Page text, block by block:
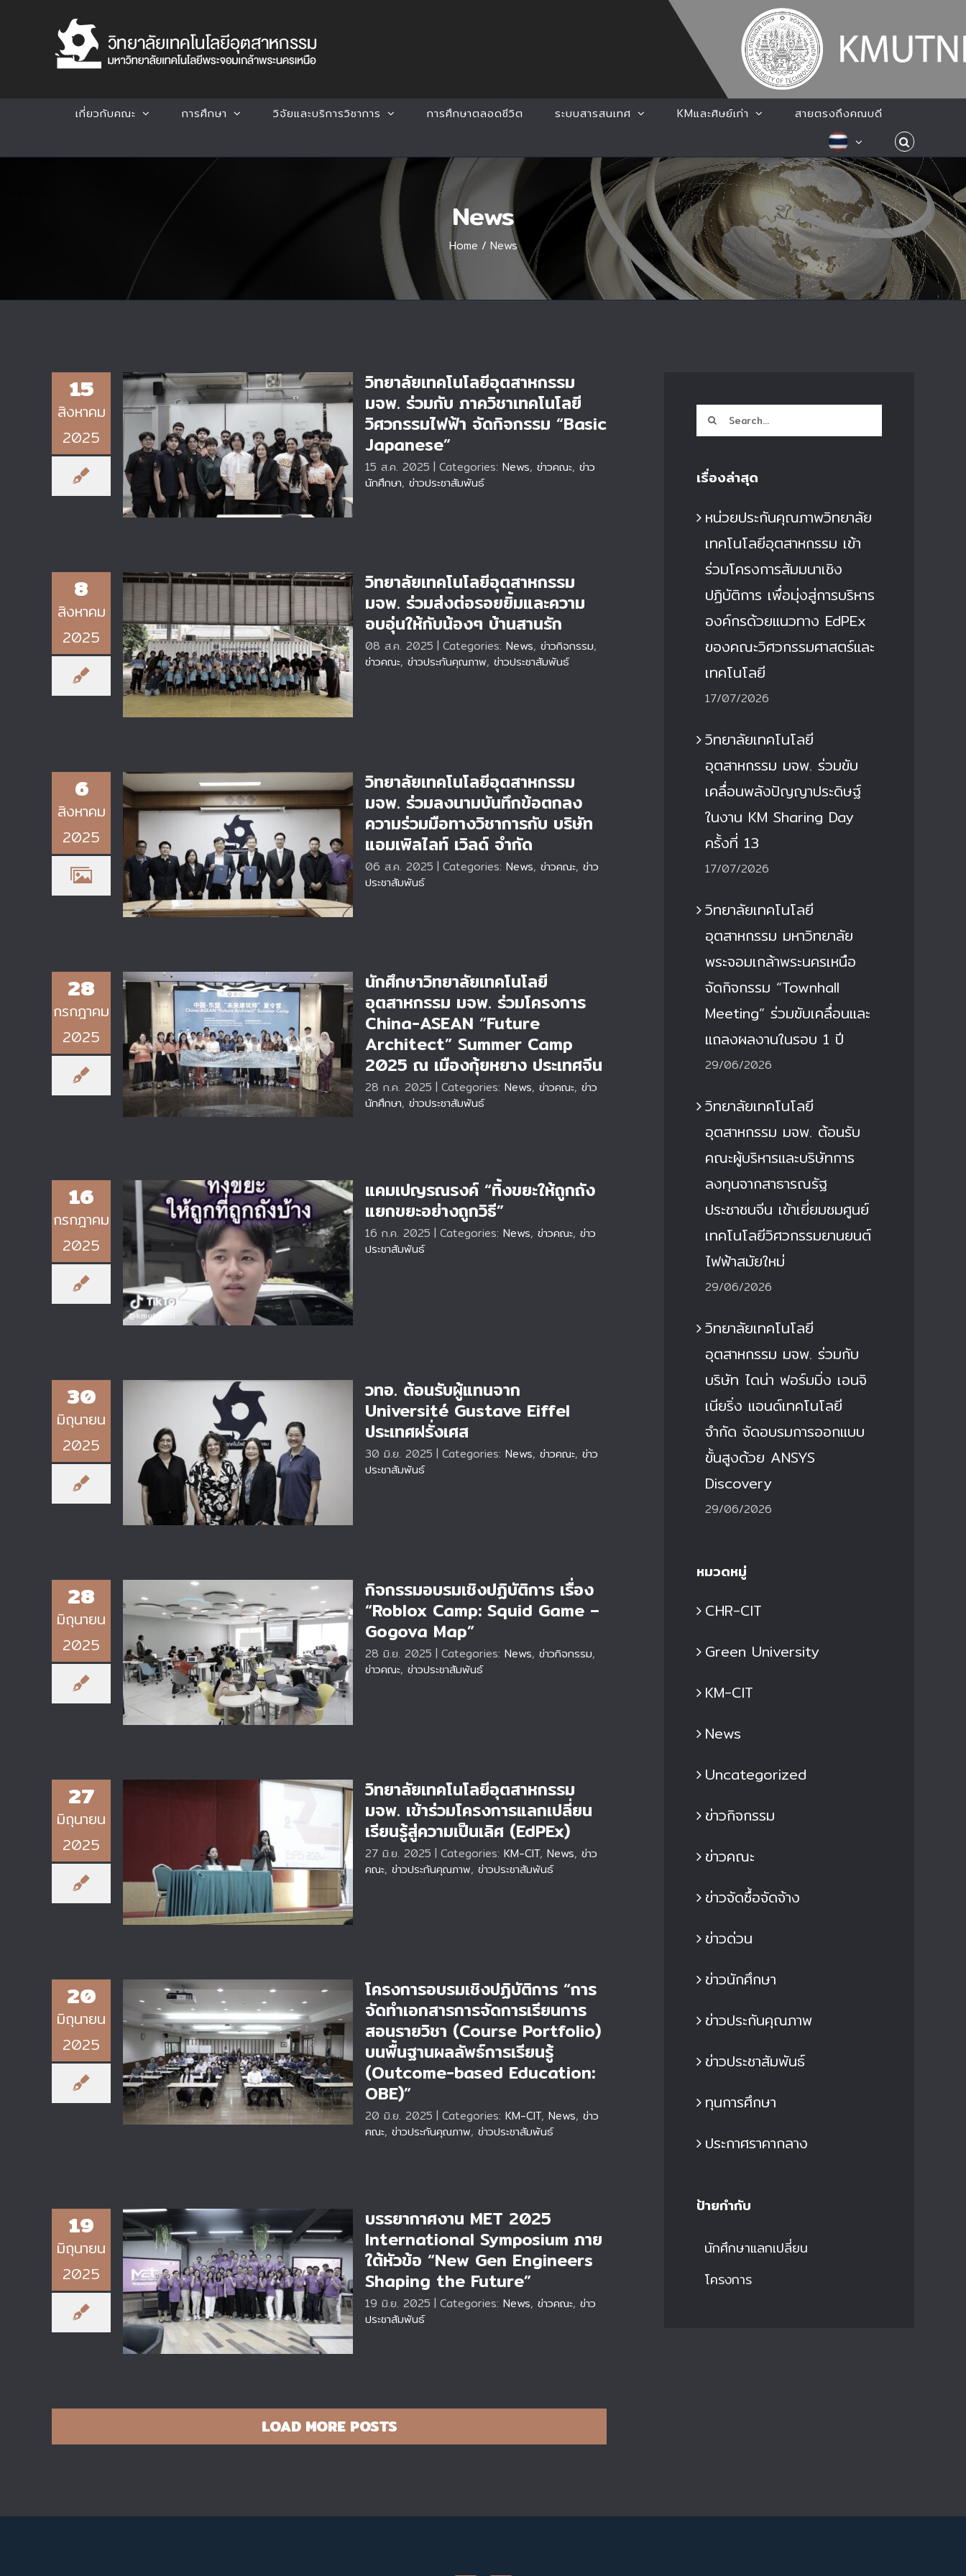
เกี่ยวกับคณะ การศึกษา วิจัยและบริการวิชาการ การศึกษาตลอดชีวิต ระบบสารสนเทศ KMและศิษย์เก่า สายตรงถึงคณบดี
News
Home / News
15
สิงหาคม
2025
วิทยาลัยเทคโนโลยีอุตสาหกรรม มจพ.
ร่วมกับ ภาควิชาเทคโนโลยีวิศวกรรม
ไฟฟ้า จัดกิจกรรม “Basic Japanese”
วิทยาลัยเทคโนโลยีอุตสาหกรรม
มจพ. ร่วมกับ ภาควิชาเทคโนโลยี
วิศวกรรมไฟฟ้า จัดกิจกรรม “Basic
Japanese”
15 ส.ค. 2025 | Categories: News, ข่าวคณะ, ข่าว
นักศึกษา, ข่าวประชาสัมพันธ์
8
สิงหาคม
2025
วิทยาลัยเทคโนโลยีอุตสาหกรรม มจพ.
ร่วมส่งต่อรอยยิ้มและความอบอุ่นให้กับ
น้องๆ บ้านสานรัก
วิทยาลัยเทคโนโลยีอุตสาหกรรม
มจพ. ร่วมส่งต่อรอยยิ้มและความ
อบอุ่นให้กับน้องๆ บ้านสานรัก
08 ส.ค. 2025 | Categories: News, ข่าวกิจกรรม,
ข่าวคณะ, ข่าวประกันคุณภาพ, ข่าวประชาสัมพันธ์
6
สิงหาคม
2025
วิทยาลัยเทคโนโลยีอุตสาหกรรม มจพ.
ร่วมลงนามบันทึกข้อตกลงความร่วมมือ
ทางวิชาการกับ บริษัท แอมเพิลไลท์
เวิลด์ จำกัด
วิทยาลัยเทคโนโลยีอุตสาหกรรม
มจพ. ร่วมลงนามบันทึกข้อตกลง
ความร่วมมือทางวิชาการกับ บริษัท
แอมเพิลไลท์ เวิลด์ จำกัด
06 ส.ค. 2025 | Categories: News, ข่าวคณะ, ข่าว
ประชาสัมพันธ์
28
กรกฎาคม
2025
นักศึกษาวิทยาลัยเทคโนโลยี
อุตสาหกรรม มจพ. ร่วมโครงการ
China-ASEAN “Future Architect”
Summer Camp 2025 ณ เมืองกุ้ย
หยาง ประเทศจีน
นักศึกษาวิทยาลัยเทคโนโลยี
อุตสาหกรรม มจพ. ร่วมโครงการ
China-ASEAN “Future
Architect” Summer Camp
2025 ณ เมืองกุ้ยหยาง ประเทศจีน
28 ก.ค. 2025 | Categories: News, ข่าวคณะ, ข่าว
นักศึกษา, ข่าวประชาสัมพันธ์
16
กรกฎาคม
2025
แคมเปญรณรงค์ “ทิ้งขยะให้ถูกถัง แยก
ขยะอย่างถูกวิธี”
แคมเปญรณรงค์ “ทิ้งขยะให้ถูกถัง
แยกขยะอย่างถูกวิธี”
16 ก.ค. 2025 | Categories: News, ข่าวคณะ, ข่าว
ประชาสัมพันธ์
30
มิถุนายน
2025
วทอ. ต้อนรับผู้แทนจาก Université
Gustave Eiffel ประเทศฝรั่งเศส
วทอ. ต้อนรับผู้แทนจาก
Université Gustave Eiffel
ประเทศฝรั่งเศส
30 มิ.ย. 2025 | Categories: News, ข่าวคณะ, ข่าว
ประชาสัมพันธ์
28
มิถุนายน
2025
กิจกรรมอบรมเชิงปฏิบัติการ เรื่อง
“Roblox Camp: Squid Game –
Gogova Map”
กิจกรรมอบรมเชิงปฏิบัติการ เรื่อง
“Roblox Camp: Squid Game –
Gogova Map”
28 มิ.ย. 2025 | Categories: News, ข่าวกิจกรรม,
ข่าวคณะ, ข่าวประชาสัมพันธ์
27
มิถุนายน
2025
วิทยาลัยเทคโนโลยีอุตสาหกรรม มจพ.
เข้าร่วมโครงการแลกเปลี่ยนเรียนรู้สู่
ความเป็นเลิศ (EdPEx)
วิทยาลัยเทคโนโลยีอุตสาหกรรม
มจพ. เข้าร่วมโครงการแลกเปลี่ยน
เรียนรู้สู่ความเป็นเลิศ (EdPEx)
27 มิ.ย. 2025 | Categories: KM-CIT, News, ข่าว
คณะ, ข่าวประกันคุณภาพ, ข่าวประชาสัมพันธ์
20
มิถุนายน
2025
โครงการอบรมเชิงปฏิบัติการ “การจัด
ทำเอกสารการจัดการเรียนการสอน
รายวิชา (Course Portfolio) บนพื้น
ฐานผลลัพธ์การเรียนรู้ (Outcome-
based Education: OBE)”
โครงการอบรมเชิงปฏิบัติการ “การ
จัดทำเอกสารการจัดการเรียนการ
สอนรายวิชา (Course Portfolio)
บนพื้นฐานผลลัพธ์การเรียนรู้
(Outcome-based Education:
OBE)”
20 มิ.ย. 2025 | Categories: KM-CIT, News, ข่าว
คณะ, ข่าวประกันคุณภาพ, ข่าวประชาสัมพันธ์
19
มิถุนายน
2025
บรรยากาศงาน MET 2025
International Symposium ภายใต้
หัวข้อ “New Gen Engineers
Shaping the Future”
บรรยากาศงาน MET 2025
International Symposium ภาย
ใต้หัวข้อ “New Gen Engineers
Shaping the Future”
19 มิ.ย. 2025 | Categories: News, ข่าวคณะ, ข่าว
ประชาสัมพันธ์
LOAD MORE POSTS
Search
for:
เรื่องล่าสุด
หน่วยประกันคุณภาพวิทยาลัย
เทคโนโลยีอุตสาหกรรม เข้า
ร่วมโครงการสัมมนาเชิง
ปฏิบัติการ เพื่อมุ่งสู่การบริหาร
องค์กรด้วยแนวทาง EdPEx
ของคณะวิศวกรรมศาสตร์และ
เทคโนโลยี
17/07/2026
วิทยาลัยเทคโนโลยี
อุตสาหกรรม มจพ. ร่วมขับ
เคลื่อนพลังปัญญาประดิษฐ์
ในงาน KM Sharing Day
ครั้งที่ 13
17/07/2026
วิทยาลัยเทคโนโลยี
อุตสาหกรรม มหาวิทยาลัย
พระจอมเกล้าพระนครเหนือ
จัดกิจกรรม “Townhall
Meeting” ร่วมขับเคลื่อนและ
แถลงผลงานในรอบ 1 ปี
29/06/2026
วิทยาลัยเทคโนโลยี
อุตสาหกรรม มจพ. ต้อนรับ
คณะผู้บริหารและบริษัทการ
ลงทุนจากสาธารณรัฐ
ประชาชนจีน เข้าเยี่ยมชมศูนย์
เทคโนโลยีวิศวกรรมยานยนต์
ไฟฟ้าสมัยใหม่
29/06/2026
วิทยาลัยเทคโนโลยี
อุตสาหกรรม มจพ. ร่วมกับ
บริษัท ไดน่า ฟอร์มมิ่ง เอนจิ
เนียริ่ง แอนด์เทคโนโลยี
จำกัด จัดอบรมการออกแบบ
ขั้นสูงด้วย ANSYS
Discovery
29/06/2026
หมวดหมู่
CHR-CIT
Green University
KM-CIT
News
Uncategorized
ข่าวกิจกรรม
ข่าวคณะ
ข่าวจัดซื้อจัดจ้าง
ข่าวด่วน
ข่าวนักศึกษา
ข่าวประกันคุณภาพ
ข่าวประชาสัมพันธ์
ทุนการศึกษา
ประกาศราคากลาง
ป้ายกำกับ
นักศึกษาแลกเปลี่ยน
โครงการ